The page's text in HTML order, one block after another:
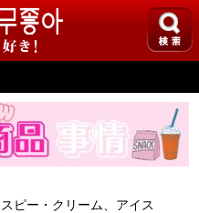
ピー・クリーム、アイス